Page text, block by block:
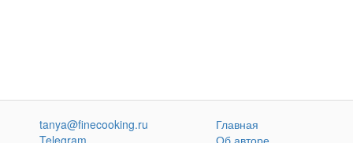
tanya@finecooking.ru
Telegram
Главная
Об авторе